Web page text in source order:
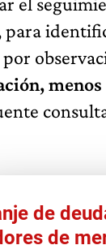
para
menos
de
de